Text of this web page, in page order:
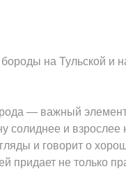
— важный
солиднее и взрослее
и говорит о
придает не только